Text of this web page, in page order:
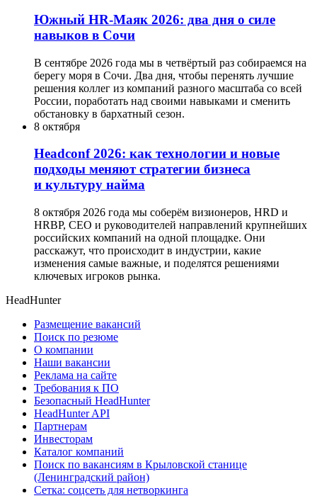
Южный HR-Маяк 2026: два дня о силе
навыков в Сочи
В сентябре 2026 года мы в четвёртый раз собираемся на
берегу моря в Сочи. Два дня, чтобы перенять лучшие
решения коллег из компаний разного масштаба со всей
России, поработать над своими навыками и сменить
обстановку в бархатный сезон.
8 октября
Headсonf 2026: как технологии и новые
подходы меняют стратегии бизнеса
и культуру найма
8 октября 2026 года мы соберём визионеров, HRD и
HRBP, СЕО и руководителей направлений крупнейших
российских компаний на одной площадке. Они
расскажут, что происходит в индустрии, какие
изменения самые важные, и поделятся решениями
ключевых игроков рынка.
HeadHunter
Размещение вакансий
Поиск по резюме
О компании
Наши вакансии
Реклама на сайте
Требования к ПО
Безопасный HeadHunter
HeadHunter API
Партнерам
Инвесторам
Каталог компаний
Поиск по вакансиям в Крыловской станице
(Ленинградский район)
Сетка: соцсеть для нетворкинга